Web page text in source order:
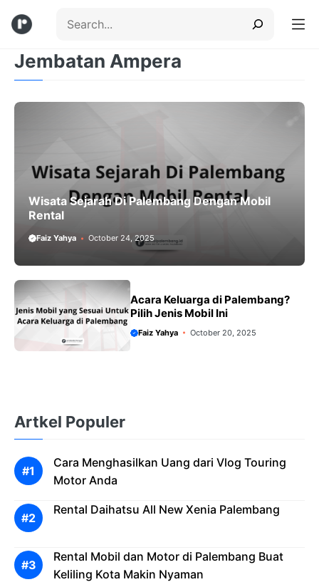
Menu
Jembatan Ampera
Wisata Sejarah Di Palembang Dengan Mobil
Rental
Faiz Yahya October 24, 2025
Acara Keluarga di Palembang?
Pilih Jenis Mobil Ini
Faiz Yahya October 20, 2025
Artkel Populer
Cara Menghasilkan Uang dari Vlog Touring
Motor Anda
Rental Daihatsu All New Xenia Palembang
Rental Mobil dan Motor di Palembang Buat
Keliling Kota Makin Nyaman